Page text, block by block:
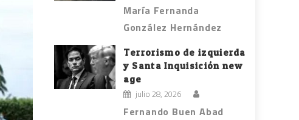
María Fernanda
González Hernández
Terrorismo de izquierda
y Santa Inquisición new
age
julio 28, 2026
Fernando Buen Abad